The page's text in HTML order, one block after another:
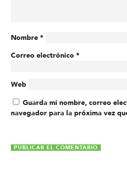
Nombre *
Correo electrónico *
Web
Guarda mi nombre, correo
navegador para la próxima vez